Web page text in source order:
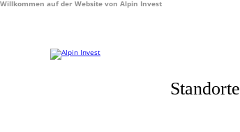
Willkommen auf der Website von Alpin Invest
Standorte